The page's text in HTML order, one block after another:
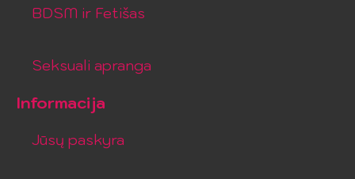
BDSM ir Fetišas
Seksuali apranga
Informacija
Jūsų paskyra